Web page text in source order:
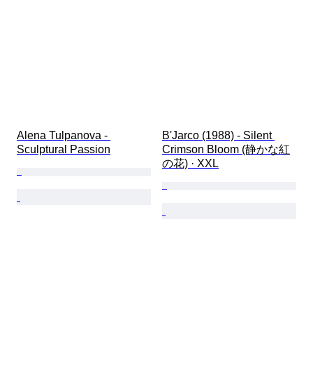
Alena Tulpanova -
Sculptural Passion
B'Jarco (1988) - Silent
Crimson Bloom (静かな紅
の花) · XXL